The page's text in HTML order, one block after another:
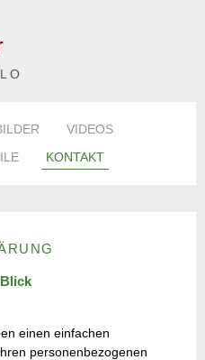
VIDEOS
KONTAKT
einen einfachen
personenbezogenen